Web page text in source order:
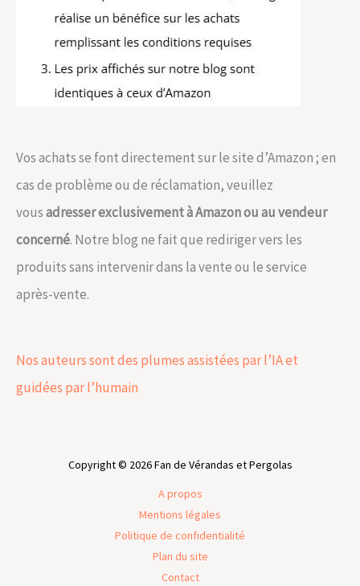
Vos achats se font directement sur le site d’Amazon ; en
cas de problème ou de réclamation, veuillez
vousadresser exclusivement à Amazon ou au vendeur
concerné. Notre blog ne fait que rediriger vers les
produits sans intervenir dans la vente ou le service
après-vente.
Nos auteurs sont des plumes assistées par l’IA et
guidées par l’humain
Copyright © 2026 Fan de Vérandas et Pergolas
A propos
Mentions légales
Politique de confidentialité
Plan du site
Contact